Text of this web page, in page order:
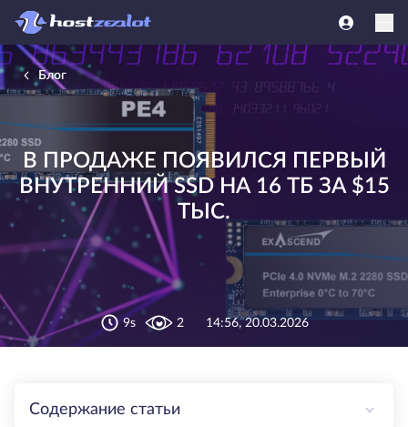
Блог
В ПРОДАЖЕ ПОЯВИЛСЯ ПЕРВЫЙ
ВНУТРЕННИЙ SSD НА 16 ТБ ЗА $15
ТЫС.
9s 2 14:56, 20.03.2026
Содержание статьи